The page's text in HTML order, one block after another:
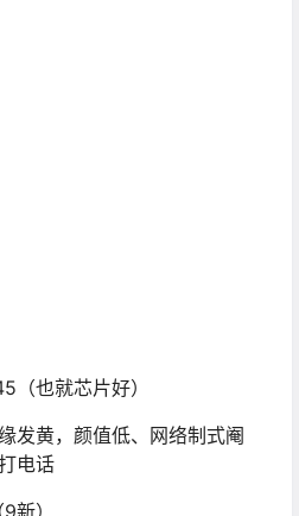
（也就芯片好）
发黄，颜值低、网络制式阉
电话